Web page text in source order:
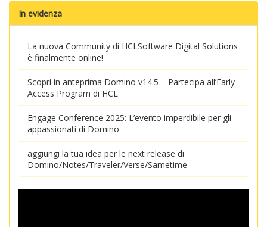
In evidenza
La nuova Community di HCLSoftware Digital Solutions
è finalmente online!
Scopri in anteprima Domino v14.5 – Partecipa all’Early
Access Program di HCL
Engage Conference 2025: L’evento imperdibile per gli
appassionati di Domino
aggiungi la tua idea per le next release di
Domino/Notes/Traveler/Verse/Sametime